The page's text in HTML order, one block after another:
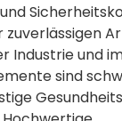
zuverlässigen
Industrie und
sind